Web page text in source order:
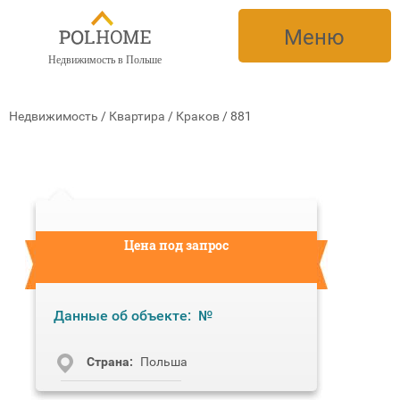
Недвижимость в Польше
Меню
Недвижимость / Квартира / Краков /881
Цена под запрос
Данные об объекте: №
Cтрана: Польша